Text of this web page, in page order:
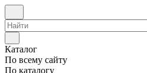
Каталог
По всему сайту
По каталогу